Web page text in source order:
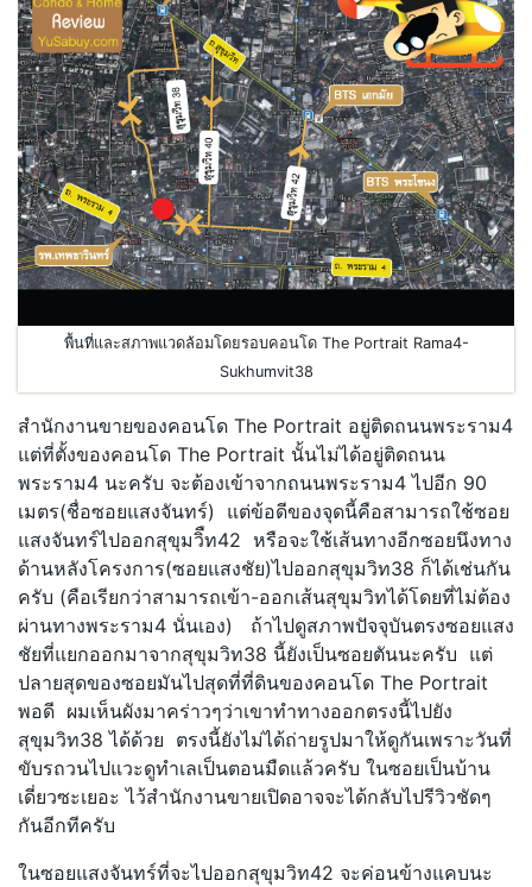
พื้นที่และสภาพแวดล้อมโดยรอบคอนโด The Portrait Rama4-
Sukhumvit38
สำนักงานขายของคอนโด The Portrait อยู่ติดถนนพระราม4
แต่ที่ตั้งของคอนโด The Portrait นั้นไม่ได้อยู่ติดถนน
พระราม4 นะครับ จะต้องเข้าจากถนนพระราม4 ไปอีก 90
เมตร(ชื่อซอยแสงจันทร์) แต่ข้อดีของจุดนี้คือสามารถใช้ซอย
แสงจันทร์ไปออกสุขุมวิืท42 หรือจะใช้เส้นทางอีกซอยนึงทาง
ด้านหลังโครงการ(ซอยแสงชัย)ไปออกสุขุมวิท38 ก็ได้เช่นกัน
ครับ (คือเรียกว่าสามารถเข้า-ออกเส้นสุขุมวิทได้โดยที่ไม่ต้อง
ผ่านทางพระราม4 นั่นเอง) ถ้าไปดูสภาพปัจจุบันตรงซอยแสง
ชัยที่แยกออกมาจากสุขุมวิท38 นี้ยังเป็นซอยตันนะครับ แต่
ปลายสุดของซอยมันไปสุดที่ที่ดินของคอนโด The Portrait
พอดี ผมเห็นผังมาคร่าวๆว่าเขาทำทางออกตรงนี้ไปยัง
สุขุมวิท38 ได้ด้วย ตรงนี้ยังไม่ได้ถ่ายรูปมาให้ดูกันเพราะวันที่
ขับรถวนไปแวะดูทำเลเป็นตอนมืดแล้วครับ ในซอยเป็นบ้าน
เดี่ยวซะเยอะ ไว้สำนักงานขายเปิดอาจจะได้กลับไปรีวิวชัดๆ
กันอีกทีครับ
ในซอยแสงจันทร์ที่จะไปออกสุขุมวิท42 จะค่อนข้างแคบนะ